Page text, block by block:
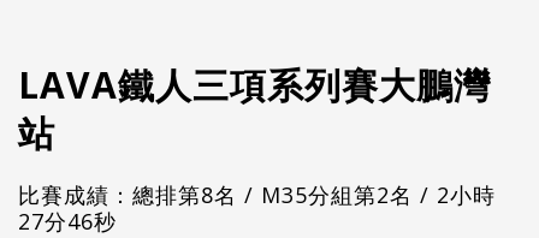
LAVA鐵人三項系列賽大鵬灣
站
比賽成績：總排第8名 / M35分組第2名 / 2小時
27分46秒